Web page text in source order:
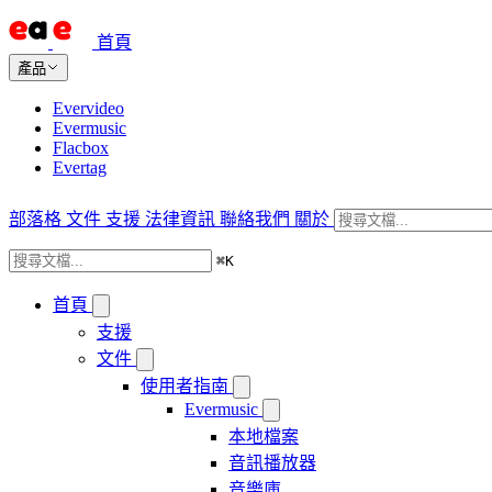
首頁
產品
Evervideo
Evermusic
Flacbox
Evertag
部落格 文件 支援 法律資訊 聯絡我們 關於
⌘K
首頁
支援
文件
使用者指南
Evermusic
本地檔案
音訊播放器